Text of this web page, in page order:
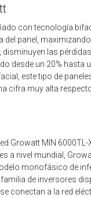
con tecnología
panel, maximizando
las pérdidas
desde un 20% hasta
este tipo de
cifra muy alta
Growatt MIN 6000TL-
a nivel mundial,
monofásico de
de inversores
conectan a la red